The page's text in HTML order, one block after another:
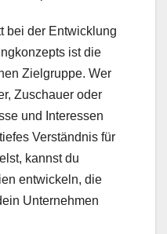
bei der Entwicklung
ist die
Zielgruppe. Wer
Zuschauer oder
und Interessen
Verständnis für
kannst du
entwickeln, die
Unternehmen